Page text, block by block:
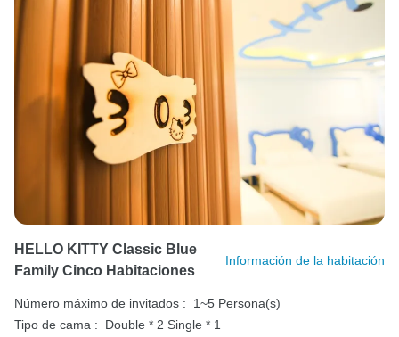
HELLO KITTY Classic Blue
Family Cinco Habitaciones
Información de la habitación
Número máximo de invitados :
1~5 Persona(s)
Tipo de cama :
Double * 2 Single * 1